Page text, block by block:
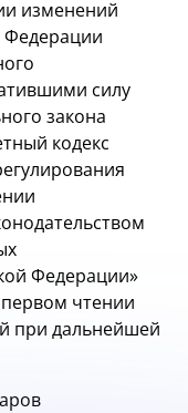
изменений
Федерации
силу
закона
кодекс
Федерации»
чтении
при дальнейшей